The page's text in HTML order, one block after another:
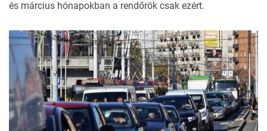
és március hónapokban a rendőrök csak ezért.